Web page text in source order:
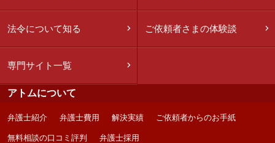
法令について知る ご依頼者さまの体験談
専門サイト一覧
アトムについて
弁護士紹介 弁護士費用 解決実績 ご依頼者からのお手紙
無料相談の口コミ評判 弁護士採用